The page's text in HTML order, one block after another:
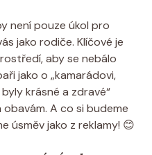
není pouze úkol pro
jako rodiče. Klíčové je
aby se nebálo
jako o „kamarádovi,
krásné a zdravé“
A co si budeme
úsměv jako z reklamy! 😊